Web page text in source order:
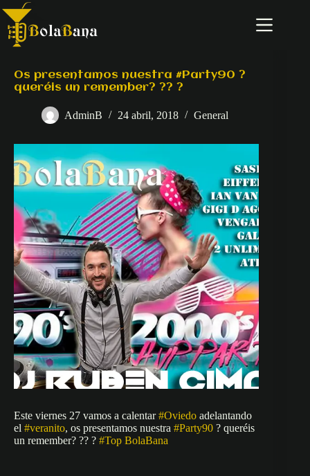
Saltar
al
contenido
Os presentamos nuestra #Party90 ?
queréis un remember? ?? ?
AdminB 24 abril, 2018 General
Este viernes 27 vamos a calentar#Oviedo adelantando
el #veranito, os presentamos nuestra #Party90 ? queréis
un remember? ?? ? #Top BolaBana